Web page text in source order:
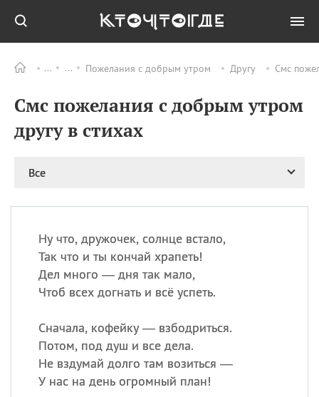
Пожелания с добрым утром Другу Смс
Смс пожелания с добрым утром
другу в стихах
Все
Ну что, дружочек, солнце встало,
Так что и ты кончай храпеть!
Дел много — дня так мало,
Чтоб всех догнать и всё успеть.
Сначала, кофейку — взбодриться.
Потом, под душ и все дела.
Не вздумай долго там возиться —
У нас на день огромный план!
ПРАЗДНИКИ Все
09.08 День памяти жертв
атомной
день
рисового пудинга
09.08 День Дымняшки
(Smokey Bear Day)
ИМЕНА
Сегодня празднуют именины
Сергей, Теодор,